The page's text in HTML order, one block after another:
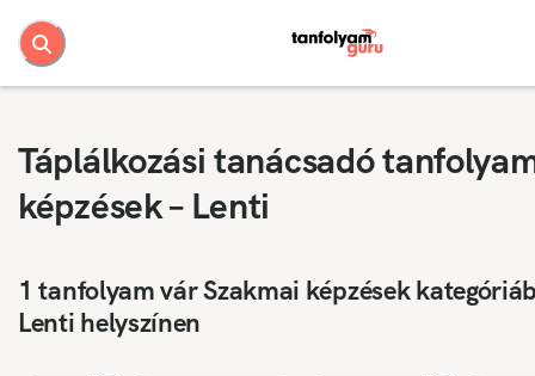
Táplálkozási tanácsadó
képzések – Lenti
1 tanfolyam vár Szakmai képzések
Lenti helyszínen